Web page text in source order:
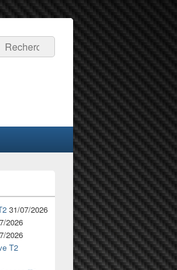
:
Rechercher
31/07/2026
2026
2026
T2